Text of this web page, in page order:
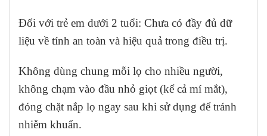
Đối với trẻ em dưới 2 tuổi: Chưa có đầy đủ dữ
liệu về tính an toàn và hiệu quả trong điều trị.
Không dùng chung mỗi lọ cho nhiều người,
không chạm vào đầu nhỏ giọt (kể cả mí mắt),
đóng chặt nắp lọ ngay sau khi sử dụng để tránh
nhiễm khuẩn.